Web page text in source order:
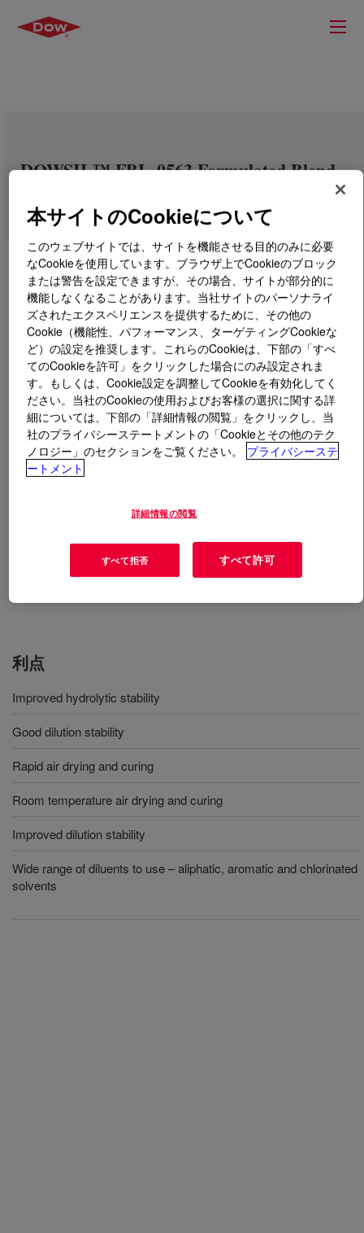
DOWSIL™ FBL-0563 Formulated Blend
とはDOWSIL™ FBL-0563 Formulated Blend?
天然および合成繊維用の自然乾燥型、空気硬化型シリコ
ーン繊維仕上げ剤。
利点
Improved hydrolytic stability
Good dilution stability
Rapid air drying and curing
Room temperature air drying and curing
Improved dilution stability
Wide range of diluents to use – aliphatic, aromatic and chlorinated
solvents
本サイトのCookieについて
このウェブサイトでは、サイトを機能させる目的のみに必要
なCookieを使用しています。ブラウザ上でCookieのブロック
または警告を設定できますが、その場合、サイトが部分的に
機能しなくなることがあります。当社サイトのパーソナライ
ズされたエクスペリエンスを提供するために、その他の
Cookie（機能性、パフォーマンス、ターゲティングCookieな
ど）の設定を推奨します。これらのCookieは、下部の「すべ
てのCookieを許可」をクリックした場合にのみ設定されま
す。もしくは、Cookie設定を調整してCookieを有効化してく
ださい。当社のCookieの使用およびお客様の選択に関する詳
細については、下部の「詳細情報の閲覧」をクリックし、当
社のプライバシーステートメントの「Cookieとその他のテク
ノロジー」のセクションをご覧ください。
プライバシーステ
ートメント
詳細情報の閲覧
すべて拒否 すべて許可